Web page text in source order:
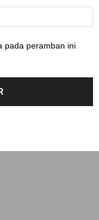
pada peramban ini